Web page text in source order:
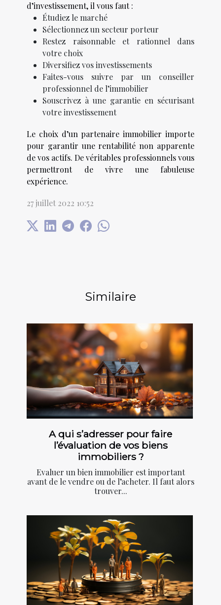
d’investissement, il vous faut :
Étudiez le marché
Sélectionnez un secteur porteur
Restez raisonnable et rationnel dans
votre choix
Diversifiez vos investissements
Faites-vous suivre par un conseiller
professionnel de l’immobilier
Souscrivez à une garantie en sécurisant
votre investissement
Le choix d’un partenaire immobilier importe
pour garantir une rentabilité non apparente
de vos actifs. De véritables professionnels vous
permettront de vivre une fabuleuse
expérience.
27 juillet 2022 10:52
Similaire
A qui s’adresser pour faire
l’évaluation de vos biens
immobiliers ?
Evaluer un bien immobilier est important
avant de le vendre ou de l’acheter. Il faut alors
trouver...